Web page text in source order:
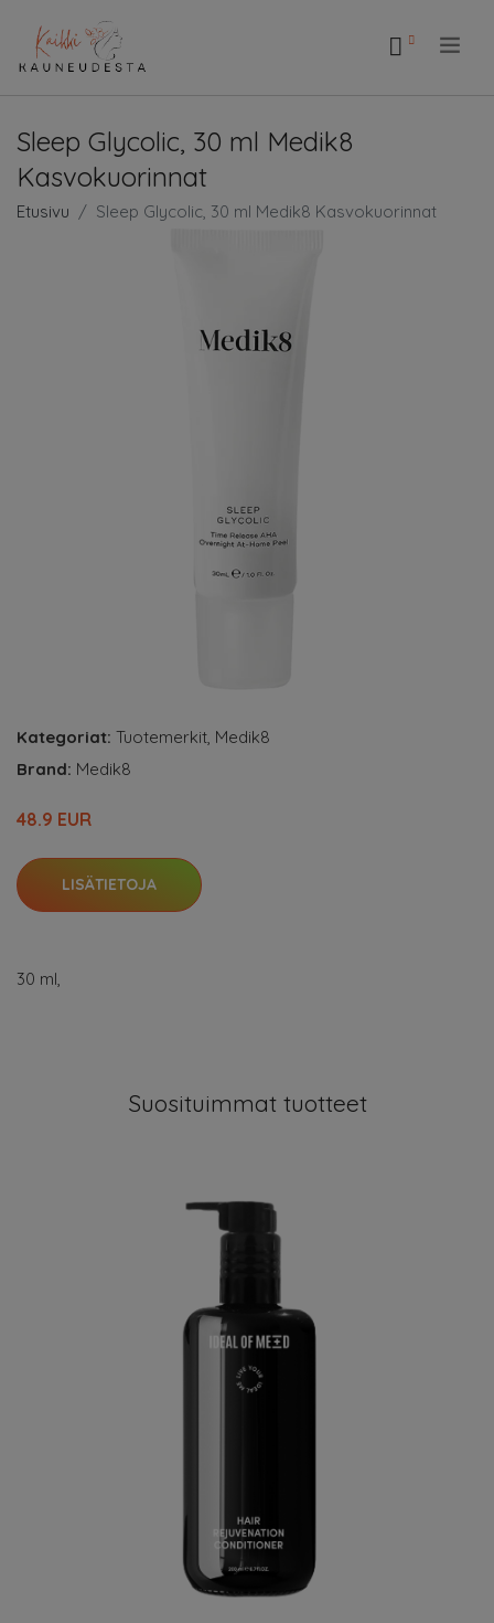
Sleep Glycolic, 30 ml Medik8
Kasvokuorinnat
Etusivu Sleep Glycolic, 30 ml Medik8 Kasvokuorinnat
Kategoriat: Tuotemerkit, Medik8
Brand: Medik8
48.9 EUR
LISÄTIETOJA
30 ml,
Suosituimmat tuotteet